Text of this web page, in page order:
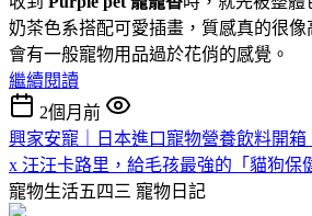
奶茶色系搭配可愛插畫，質感真的很
會有一般寵物用品過於花俏的感覺。
繼續閱讀
2個月前
興家安寵｜日本進口寵物營養飲料開箱
x 汪汪卡路里，給毛孩最強的「貓狗保
寵物生活五四三 寵物日記